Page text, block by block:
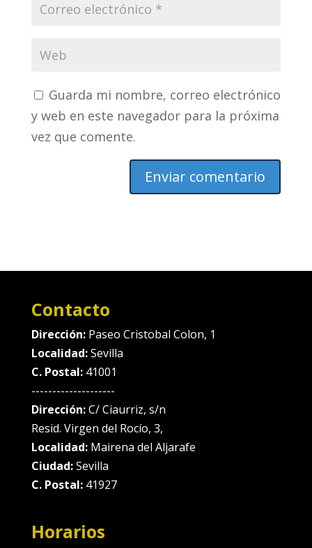
Guarda mi nombre, correo electrónico
y web en este navegador para la próxima
vez que comente.
Contacto
Dirección: Paseo Cristobal Colon, 1
Localidad:Sevilla
C. Postal:41001
--------------------
Dirección:C/ Ciaurriz, s/n
Resid. Virgen del Rocío, 3,
Localidad:Mairena del Aljarafe
Ciudad:Sevilla
C. Postal:41927
Horarios